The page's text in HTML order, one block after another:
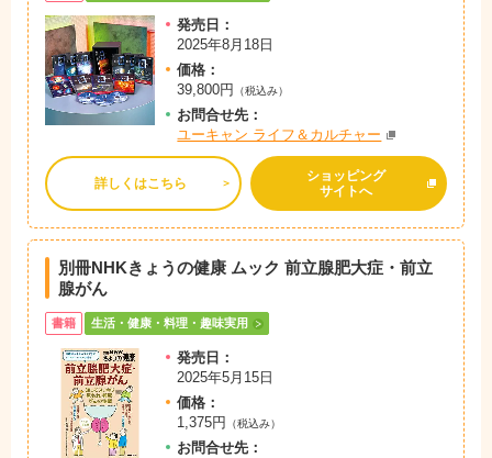
発売日：
2025年8月18日
価格：
39,800円
（税込み）
お問合せ先：
ユーキャン ライフ＆カルチャー
詳しくはこちら
ショッピング
サイトへ
別冊NHKきょうの健康 ムック 前立腺肥大症・前立
腺がん
書籍 生活・健康・料理・趣味実用
発売日：
2025年5月15日
価格：
1,375円
（税込み）
お問合せ先：